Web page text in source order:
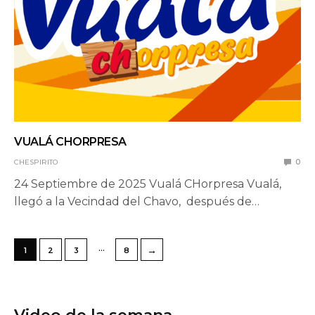
VUALÁ CHORPRESA
CHESPIRITO 0
24 Septiembre de 2025 Vualá CHorpresa Vualá,
llegó a la Vecindad del Chavo, después de…
1 2 3 … 8 →